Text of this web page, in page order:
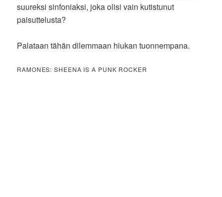
suureksi sinfoniaksi, joka olisi vain kutistunut
paisuttelusta?
Palataan tähän dilemmaan hiukan tuonnempana.
RAMONES: SHEENA IS A PUNK ROCKER